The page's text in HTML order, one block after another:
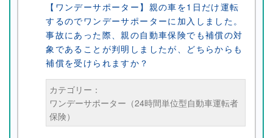
【ワンデーサポーター】親の車を1日だけ運転
するのでワンデーサポーターに加入しました。
事故にあった際、親の自動車保険でも補償の対
象であることが判明しましたが、どちらからも
補償を受けられますか？
カテゴリー：
ワンデーサポーター（24時間単位型自動車運転者
保険）